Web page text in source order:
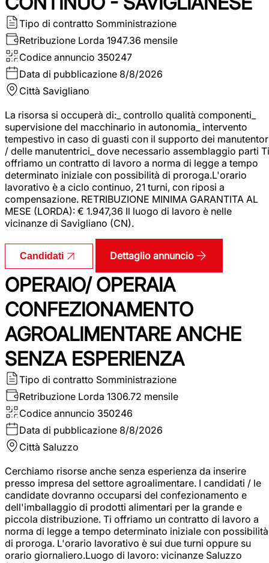
Tipo di contratto Somministrazione
Retribuzione Lorda 1947.36 mensile
Codice annuncio 350247
Data di pubblicazione 8/8/2026
Città Savigliano
La risorsa si occuperà di:_ controllo qualità componenti_
supervisione del macchinario in autonomia_ intervento
tempestivo in caso di guasti con il supporto dei
/ delle manutentrici_ dove necessario assemblaggio parti Ti
offriamo un contratto di lavoro a norma di legge a tempo
determinato iniziale con possibilità di proroga.L'orario
lavorativo è a ciclo continuo, 21 turni, con riposi a
compensazione. RETRIBUZIONE MINIMA GARANTITA AL
MESE (LORDA): € 1.947,36 Il luogo di lavoro è nelle
vicinanze di Savigliano (CN).
Candidati Dettaglio annuncio
OPERAIO/ OPERAIA
CONFEZIONAMENTO
AGROALIMENTARE ANCHE
SENZA ESPERIENZA
Tipo di contratto Somministrazione
Retribuzione Lorda 1306.72 mensile
Codice annuncio 350246
Data di pubblicazione 8/8/2026
Città Saluzzo
Cerchiamo risorse anche senza esperienza da inserire
presso impresa del settore agroalimentare. I candidati / le
candidate dovranno occuparsi del confezionamento e
dell'imballaggio di prodotti alimentari per la grande e
piccola distribuzione. Ti offriamo un contratto di lavoro a
norma di legge a tempo determinato iniziale con possibilità
di proroga. L'orario lavorativo è sui due turni oppure su
orario giornaliero.Luogo di lavoro: vicinanze Saluzzo